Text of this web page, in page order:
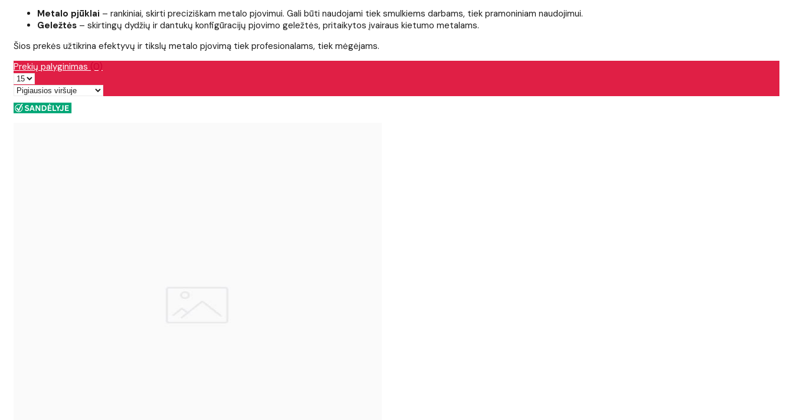
Metalo pjūklai – rankiniai, skirti preciziškam metalo pjovimui. Gali būti naudojami tiek smulkiems darbams, tiek pramoniniam naudojimui.
Geležtės – skirtingų dydžių ir dantukų konfigūracijų pjovimo geležtės, pritaikytos įvairaus kietumo metalams.
Šios prekės užtikrina efektyvų ir tikslų metalo pjovimą tiek profesionalams, tiek mėgėjams.
Prekių palyginimas (0)